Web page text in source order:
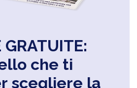
GRATUITE:
che ti
scegliere la